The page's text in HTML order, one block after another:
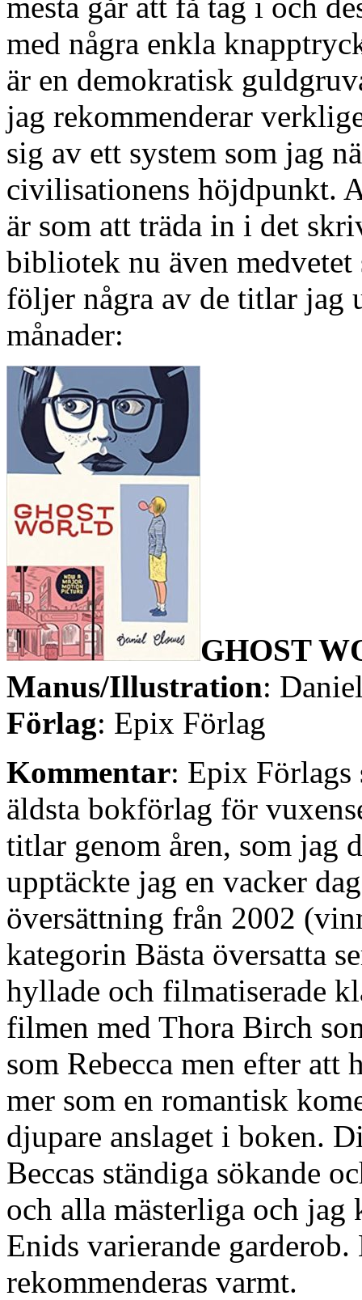
med några enkla
är en demokratisk
jag rekommenderar
sig av ett system som jag
civilisationens höjdpunkt.
är som att träda in i det
bibliotek nu även medvetet
följer några av de titlar jag
månader:
GHOST
Manus/Illustration:
Förlag: Epix Förlag
Kommentar: Epix Förlags
äldsta bokförlag för
titlar genom åren, som jag
upptäckte jag en vacker
översättning från 2002
kategorin Bästa översatta
hyllade och filmatiserade
filmen med Thora Birch
som Rebecca men efter
mer som en romantisk
djupare anslaget i boken.
Beccas ständiga sökande
och alla mästerliga och
Enids varierande
rekommenderas varmt.